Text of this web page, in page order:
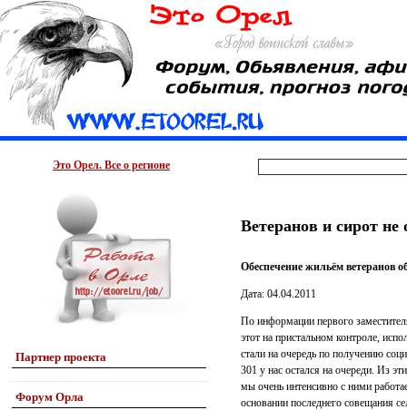
Это Орел. Все о регионе
Партнер проекта
Форум Орла
Ветеранов и сирот не
Обеспечение жильём ветеранов
Дата: 04.04.2011
По информации первого
этот на пристальном контроле,
стали на очередь по получению
301 у нас остался на очереди. Из
мы очень интенсивно с ними
основании последнего совещания